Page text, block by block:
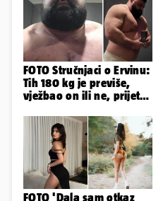
FOTO Stručnjaci o Ervinu:
Tih 180 kg je previše,
vježbao on ili ne, prijete
FOTO 'Dala sam otkaz